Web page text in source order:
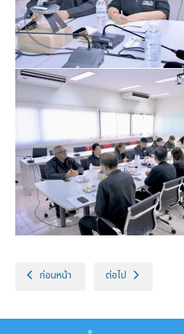
เนื้อหาก่อนหน้า: ประชุมคณะกรรมการพิจ
ก่อนหน้า เนื้อหาถัดไป: ประชุ
ต่อไป